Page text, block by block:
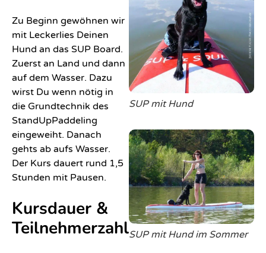
Touren
Ein-
&
mehrtägige
SUP
Erlebnisse
Recreation
&
mental
Teambuilding
für
Zu Beginn gewöhnen wir
mit Leckerlies Deinen
Hund an das SUP Board.
Zuerst an Land und dann
auf dem Wasser. Dazu
wirst Du wenn nötig in
die Grundtechnik des
StandUpPaddeling
eingeweiht. Danach
gehts ab aufs Wasser.
Der Kurs dauert rund 1,5
Stunden mit Pausen.
Kursdauer &
Teilnehmerzahl
SUP mit Hund
SUP mit Hund im Sommer